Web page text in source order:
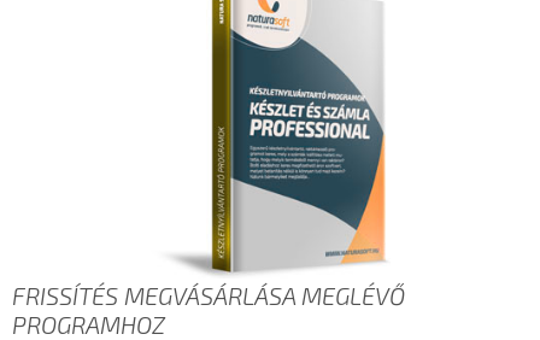
FRISSÍTÉS MEGVÁSÁRLÁSA MEGLÉVŐ
PROGRAMHOZ